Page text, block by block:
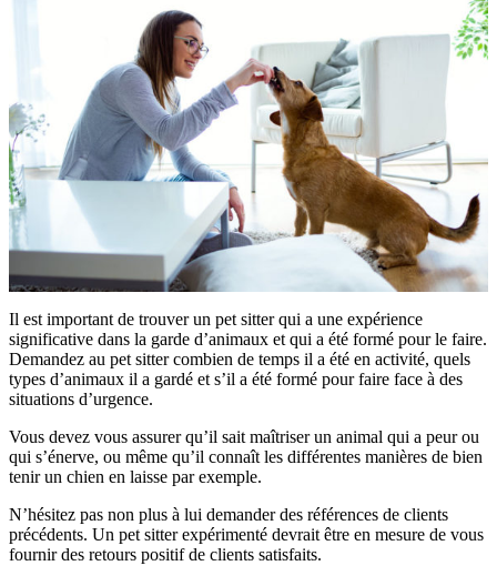
Il est important de trouver un pet sitter qui a une expérience
significative dans la garde d’animaux et qui a été formé pour le faire.
Demandez au pet sitter combien de temps il a été en activité, quels
types d’animaux il a gardé et s’il a été formé pour faire face à des
situations d’urgence.
Vous devez vous assurer qu’il sait maîtriser un animal qui a peur ou
qui s’énerve, ou même qu’il connaît les différentes manières de bien
tenir un chien en laisse par exemple.
N’hésitez pas non plus à lui demander des références de clients
précédents. Un pet sitter expérimenté devrait être en mesure de vous
fournir des retours positif de clients satisfaits.